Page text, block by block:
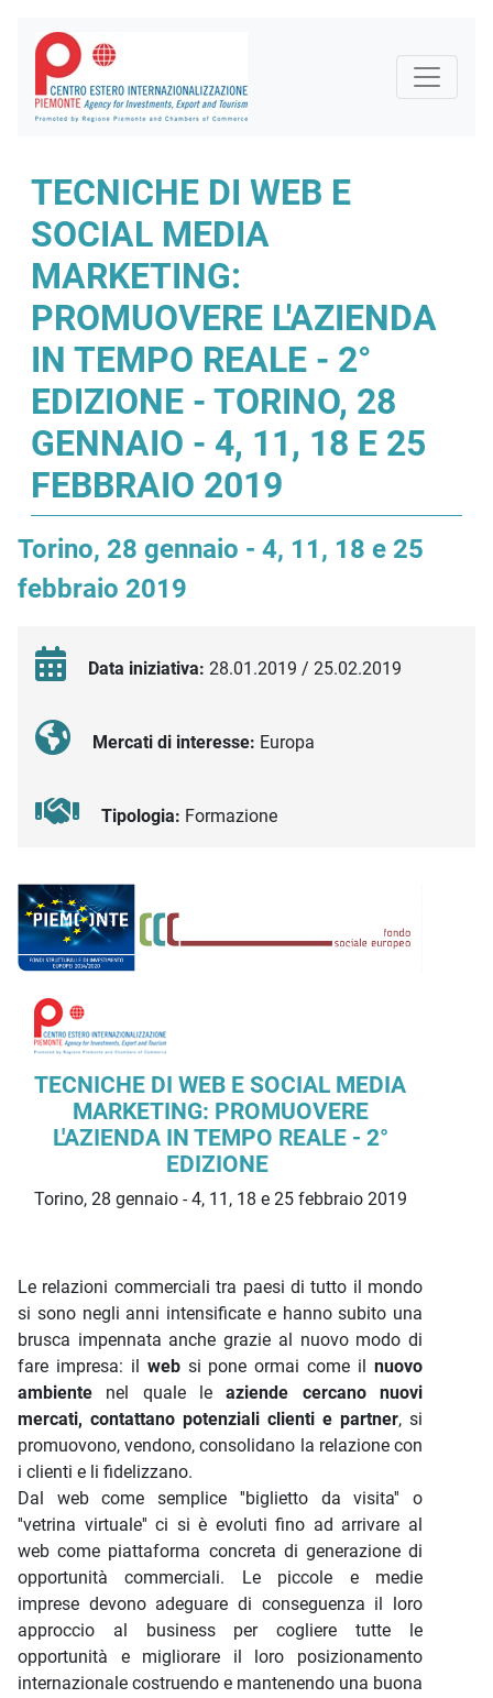
TECNICHE DI WEB E
SOCIAL MEDIA
MARKETING:
PROMUOVERE L'AZIENDA
IN TEMPO REALE - 2°
EDIZIONE - TORINO, 28
GENNAIO - 4, 11, 18 E 25
FEBBRAIO 2019
Torino, 28 gennaio - 4, 11, 18 e 25
febbraio 2019
Data iniziativa: 28.01.2019 / 25.02.2019
Mercati di interesse: Europa
Tipologia: Formazione
Descrizione iniziativa
TECNICHE DI WEB E SOCIAL MEDIA
MARKETING: PROMUOVERE
L'AZIENDA IN TEMPO REALE - 2°
EDIZIONE
Torino, 28 gennaio - 4, 11, 18 e 25 febbraio 2019
Le relazioni commerciali tra paesi di tutto il mondo
si sono negli anni intensificate e hanno subito una
brusca impennata anche grazie al nuovo modo di
fare impresa: il web si pone ormai come ilnuovo
ambiente nel quale leaziende cercano nuovi
mercati, contattano potenziali clienti e partner, si
promuovono, vendono, consolidano la relazione con
i clienti e li fidelizzano.
Dal web come semplice ''biglietto da visita'' o
''vetrina virtuale'' ci si è evoluti fino ad arrivare al
web come piattaforma concreta di generazione di
opportunità commerciali. Le piccole e medie
imprese devono adeguare di conseguenza il loro
approccio al business per cogliere tutte le
opportunità e migliorare il loro posizionamento
internazionale costruendo e mantenendo una buona